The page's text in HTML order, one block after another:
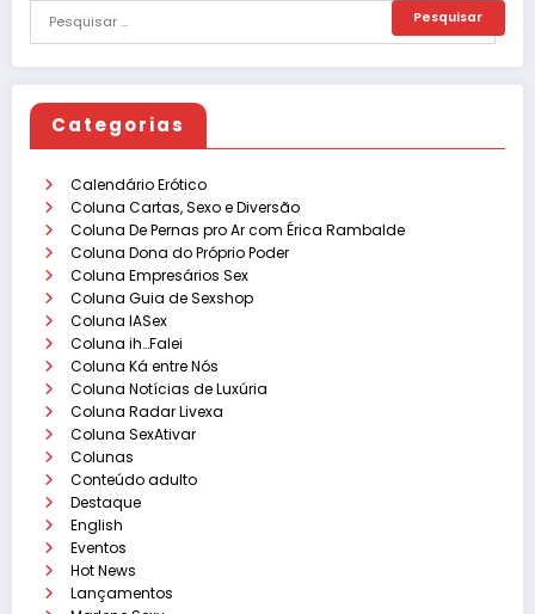
Categorias
Calendário Erótico
Coluna Cartas, Sexo e Diversão
Coluna De Pernas pro Ar com Érica Rambalde
Coluna Dona do Próprio Poder
Coluna Empresários Sex
Coluna Guia de Sexshop
Coluna IASex
Coluna ih…Falei
Coluna Ká entre Nós
Coluna Notícias de Luxúria
Coluna Radar Livexa
Coluna SexAtivar
Colunas
Conteúdo adulto
Destaque
English
Eventos
Hot News
Lançamentos